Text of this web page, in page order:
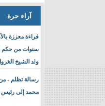
آراء حرة
قراءة معززة
سنوات من حكم
ولد الشيخ
رسالة تظلم -
محمد إلى رئيس